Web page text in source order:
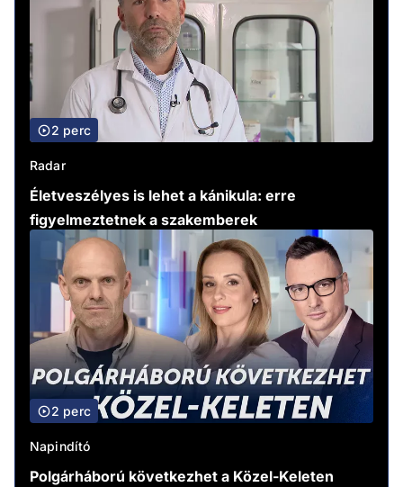
2 perc
Radar
Életveszélyes is lehet a kánikula: erre
figyelmeztetnek a szakemberek
2 perc
Napindító
Polgárháború következhet a Közel-Keleten